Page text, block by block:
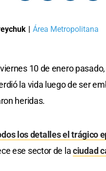
| Área Metropolitana
10 de enero
la vida luego de ser
heridas.
los detalles el trágico
ese sector de laciudad